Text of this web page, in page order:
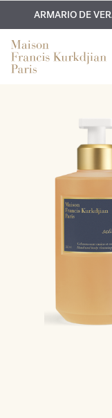
EXCLUSIVO |
GRABADO
ARMARIO DE